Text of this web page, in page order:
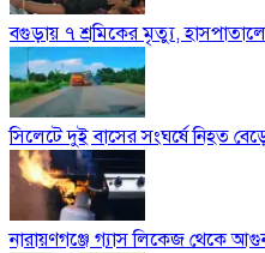
বগুড়ায় ৭ শ্রমিকের মৃত্যু,
সিলেটে দুই বাসের সংঘর্ষে নিহত
নারায়ণগঞ্জে গ্যাস লিকেজ থেকে